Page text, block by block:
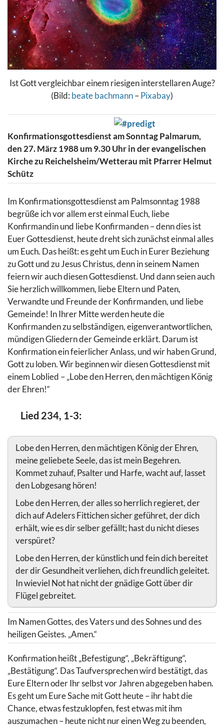
Ist Gott vergleichbar einem riesigen interstellaren Auge?
(Bild: beate bachmann–Pixabay)
Konfirmationsgottesdienst am Sonntag Palmarum,
den 27. März 1988 um 9.30 Uhr in der evangelischen
Kirche zu Reichelsheim/Wetterau mit Pfarrer Helmut
Schütz
Im Konfirmationsgottesdienst am Palmsonntag 1988
begrüße ich vor allem erst einmal Euch, liebe
Konfirmandin und liebe Konfirmanden – denn dies ist
Euer Gottesdienst, heute dreht sich zunächst einmal alles
um Euch. Das heißt: es geht um Euch in Eurer Beziehung
zu Gott und zu Jesus Christus, denn in seinem Namen
feiern wir auch diesen Gottesdienst. Und dann seien auch
Sie herzlich willkommen, liebe Eltern und Paten,
Verwandte und Freunde der Konfirmanden, und liebe
Gemeinde! In Ihrer Mitte werden heute die
Konfirmanden zu selbständigen, eigenverantwortlichen,
mündigen Gliedern der Gemeinde erklärt. Darum ist
Konfirmation ein feierlicher Anlass, und wir haben Grund,
Gott zu loben. Wir beginnen wir diesen Gottesdienst mit
einem Loblied – „Lobe den Herren, den mächtigen König
der Ehren!“
Lied 234, 1-3:
Lobe den Herren, den mächtigen König der Ehren,
meine geliebete Seele, das ist mein Begehren.
Kommet zuhauf, Psalter und Harfe, wacht auf, lasset
den Lobgesang hören!
Lobe den Herren, der alles so herrlich regieret, der
dich auf Adelers Fittichen sicher geführet, der dich
erhält, wie es dir selber gefällt; hast du nicht dieses
verspüret?
Lobe den Herren, der künstlich und fein dich bereitet
der dir Gesundheit verliehen, dich freundlich geleitet.
In wieviel Not hat nicht der gnädige Gott über dir
Flügel gebreitet.
Im Namen Gottes, des Vaters und des Sohnes und des
heiligen Geistes. „Amen.“
Konfirmation heißt „Befestigung“, „Bekräftigung“,
„Bestätigung“. Das Taufversprechen wird bestätigt, das
Eure Eltern oder Ihr selbst vor Jahren abgegeben haben.
Es geht um Eure Sache mit Gott heute – ihr habt die
Chance, etwas festzuklopfen, fest etwas mit ihm
auszumachen – heute nicht nur einen Weg zu beenden,